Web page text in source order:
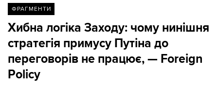
ФРАГМЕНТИ
Хибна логіка Заходу: чому нинішня
стратегія примусу Путіна до
переговорів не працює, — Foreign
Policy